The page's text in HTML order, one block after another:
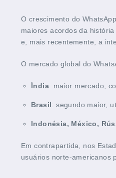
O crescimento do
maiores acordos da
e, mais recentemente, a
O mercado global do
Índia: maior mercado,
Brasil: segundo maior,
Indonésia, México,
Em contrapartida, nos
usuários norte-americanos